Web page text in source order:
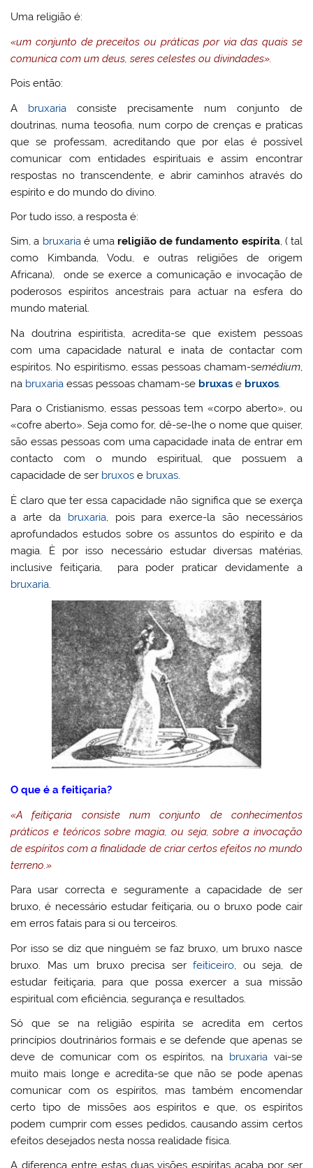
Uma religião é:
«um conjunto de preceitos ou práticas por via das quais se
comunica com um deus, seres celestes ou divindades».
Pois então:
A bruxaria consiste precisamente num conjunto de
doutrinas, numa teosofia, num corpo de crenças e praticas
que se professam, acreditando que por elas é possível
comunicar com entidades espirituais e assim encontrar
respostas no transcendente, e abrir caminhos através do
espírito e do mundo do divino.
Por tudo isso, a resposta é:
Sim, a bruxariaé uma religião de fundamento espírita, ( tal
como Kimbanda, Vodu, e outras religiões de origem
Africana), onde se exerce a comunicação e invocação de
poderosos espíritos ancestrais para actuar na esfera do
mundo material.
Na doutrina espiritista, acredita-se que existem pessoas
com uma capacidade natural e inata de contactar com
espíritos. No espiritismo, essas pessoas chamam-semédium,
na bruxaria essas pessoas chamam-se bruxas e bruxos.
Para o Cristianismo, essas pessoas tem «corpo aberto», ou
«cofre aberto». Seja como for, dê-se-lhe o nome que quiser,
são essas pessoas com uma capacidade inata de entrar em
contacto com o mundo espiritual, que possuem a
capacidade de ser bruxos e bruxas.
È claro que ter essa capacidade não significa que se exerça
a arte da bruxaria, pois para exerce-la são necessários
aprofundados estudos sobre os assuntos do espírito e da
magia. È por isso necessário estudar diversas matérias,
inclusive feitiçaria, para poder praticar devidamente a
bruxaria
O que é a feitiçaria?
«A feitiçaria consiste num conjunto de conhecimentos
práticos e teóricos sobre magia, ou seja, sobre a invocação
de espíritos com a finalidade de criar certos efeitos no mundo
terreno.»
Para usar correcta e seguramente a capacidade de ser
bruxo, é necessário estudar feitiçaria, ou o bruxo pode cair
em erros fatais para si ou terceiros.
Por isso se diz que ninguém se faz bruxo, um bruxo nasce
bruxo. Mas um bruxo precisa serfeiticeiro , ou seja, de
estudar feitiçaria, para que possa exercer a sua missão
espiritual com eficiência, segurança e resultados.
Só que se na religião espírita se acredita em certos
princípios doutrinários formais e se defende que apenas se
deve de comunicar com os espíritos, na bruxariavai-se
muito mais longe e acredita-se que não se pode apenas
comunicar com os espíritos, mas também encomendar
certo tipo de missões aos espíritos e que, os espíritos
podem cumprir com esses pedidos, causando assim certos
efeitos desejados nesta nossa realidade física.
A diferença entre estas duas visões espíritas acaba por ser